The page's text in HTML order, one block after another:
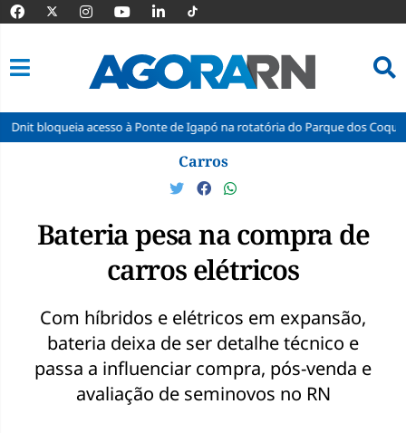
à Ponte de Igapó na rotatória do Parque dos Coqueiros Lorrane
Carros
Bateria pesa na compra de
carros elétricos
Com híbridos e elétricos em expansão,
bateria deixa de ser detalhe técnico e
passa a influenciar compra, pós-venda e
avaliação de seminovos no RN